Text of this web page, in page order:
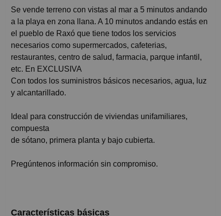
Se vende terreno con vistas al mar a 5 minutos andando
a la playa en zona llana. A 10 minutos andando estás en
el pueblo de Raxó que tiene todos los servicios
necesarios como supermercados, cafeterias,
restaurantes, centro de salud, farmacia, parque infantil,
etc. En EXCLUSIVA
Con todos los suministros básicos necesarios, agua, luz
y alcantarillado.
Ideal para construcción de viviendas unifamiliares,
compuesta
de sótano, primera planta y bajo cubierta.
Pregúntenos información sin compromiso.
Características básicas